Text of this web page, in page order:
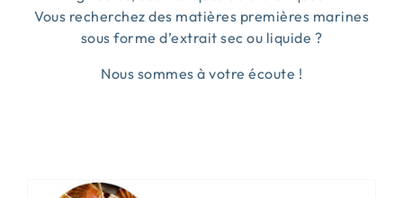
Vous recherchez des matières premières marines
sous forme d’extrait sec ou liquide ?
Nous sommes à votre écoute !